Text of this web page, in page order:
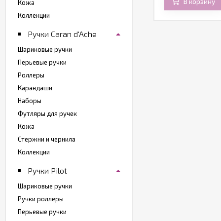
Кожа
Коллекции
Ручки Caran d'Ache
Шариковые ручки
Перьевые ручки
Роллеры
Карандаши
Наборы
Футляры для ручек
Кожа
Стержни и чернила
Коллекции
Ручки Pilot
Шариковые ручки
Ручки роллеры
Перьевые ручки